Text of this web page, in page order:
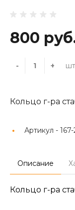
800
- +
Кольцо г-ра
Артикул - 167-
Описание
Кольцо г-ра